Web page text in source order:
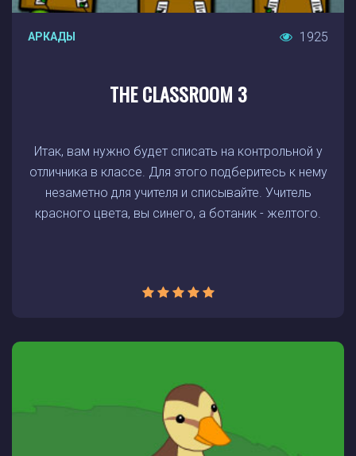
АРКАДЫ 1925
THE CLASSROOM 3
Итак, вам нужно будет списать на контрольной у
отличника в классе. Для этого подберитесь к нему
незаметно для учителя и списывайте. Учитель
красного цвета, вы синего, а ботаник - желтого.